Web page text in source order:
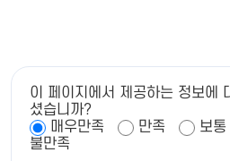
이 페이지에서 제공하는 정보에
셨습니까?
매우만족
만족 보통
불만족